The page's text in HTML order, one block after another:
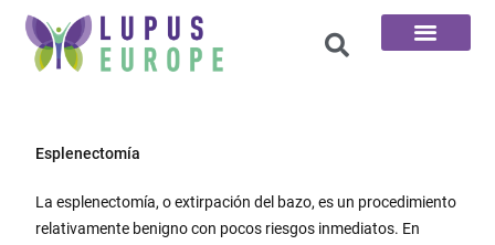
Esplenectomía
La esplenectomía, o extirpación del bazo, es un procedimiento
relativamente benigno con pocos riesgos inmediatos. En